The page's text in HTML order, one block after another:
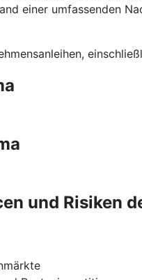
einer umfassenden
und Risiken